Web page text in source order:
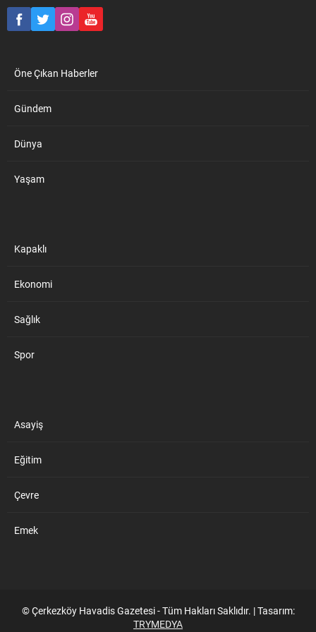
Yüksel, yarışmada Tekirdağ
birincisi oldu. Yüksel, 30
Öne Çıkan Haberler
Gündem
Dünya
Yaşam
Kapaklı
Ekonomi
Sağlık
Spor
Asayiş
Eğitim
Çevre
Emek
© Çerkezköy Havadis Gazetesi - Tüm Hakları Saklıdır. | Tasarım:
TRYMEDYA